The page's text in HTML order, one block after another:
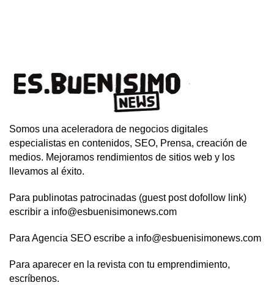
Somos una aceleradora de negocios digitales
especialistas en contenidos, SEO, Prensa, creación de
medios. Mejoramos rendimientos de sitios web y los
llevamos al éxito.
Para publinotas patrocinadas (guest post dofollow link)
escribir a info@esbuenisimonews.com
Para Agencia SEO escribe a info@esbuenisimonews.com
Para aparecer en la revista con tu emprendimiento,
escríbenos.